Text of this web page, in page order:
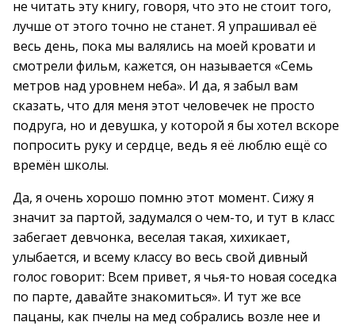
не читать эту книгу, говоря, что это не стоит того,
лучше от этого точно не станет. Я упрашивал её
весь день, пока мы валялись на моей кровати и
смотрели фильм, кажется, он называется «Семь
метров над уровнем неба». И да, я забыл вам
сказать, что для меня этот человечек не просто
подруга, но и девушка, у которой я бы хотел вскоре
попросить руку и сердце, ведь я её люблю ещё со
времён школы.
Да, я очень хорошо помню этот момент. Сижу я
значит за партой, задумался о чем-то, и тут в класс
забегает девчонка, веселая такая, хихикает,
улыбается, и всему классу во весь свой дивный
голос говорит: Всем привет, я чья-то новая соседка
по парте, давайте знакомиться». И тут же все
пацаны, как пчелы на мед собрались возле нее и